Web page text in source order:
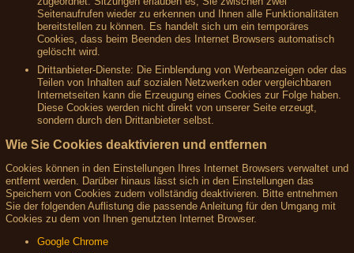
Seitenaufrufen wieder zu erkennen und Ihnen alle Funktionalitäten
bereitstellen zu können. Es handelt sich um ein temporäres
Cookies, dass beim Beenden des Internet Browsers automatisch
gelöscht wird.
Drittanbieter-Dienste: Die Einblendung von Werbeanzeigen oder das
Teilen von Inhalten auf sozialen Netzwerken oder vergleichbaren
Internetseiten kann die Erzeugung eines Cookies zur Folge haben.
Diese Cookies werden nicht direkt von unserer Seite erzeugt,
sondern durch den Drittanbieter selbst.
Wie Sie Cookies deaktivieren und entfernen
Cookies können in den Einstellungen Ihres Internet Browsers verwaltet und
entfernt werden. Darüber hinaus lässt sich in den Einstellungen das
Speichern von Cookies zudem vollständig deaktivieren. Bitte entnehmen
Sie der folgenden Auflistung die passende Anleitung für den Umgang mit
Cookies zu dem von Ihnen genutzten Internet Browser.
Google Chrome